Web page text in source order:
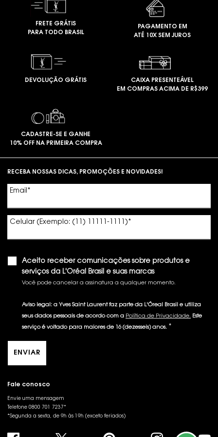
FRETE GRÁTIS
PARA TODO BRASIL
PAGAMENTO EM
ATÉ 10X SEM JUROS
DEVOLUÇÃO GRÁTIS
CAIXA PRESENTEÁVEL
EM COMPRAS ACIMA DE R$399
CADASTRE-SE E GANHE
10% OFF NA PRIMEIRA COMPRA
RECEBA NOSSAS DICAS, PROMOÇÕES E NOVIDADES!
Email *
Celular (Exemplo: (11) 11111-1111) *
Aceito receber comunicações sobre produtos e
serviços da L'Oréal Brasil e suas marcas
Você pode cancelar a assinatura a qualquer momento.​
Aviso legal: a Yves Saint Laurent faz parte da L'Óreal Brasil e utiliza
seus dados pessoais de acordo com a Política de Privacidade. Este
serviço é voltado para maiores de 16 (dezesseis) anos. *
ENVIAR
Fale conosco
Envie uma mensagem
Telefone 0800 701 7237*
*Segunda a sexta, de 9h às 19h (exceto feriados)